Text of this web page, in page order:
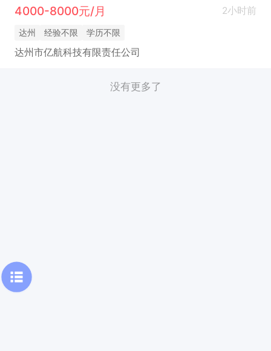
4000-8000元/月
2小时前
达州 经验不限 学历不限
达州市亿航科技有限责任公司
没有更多了